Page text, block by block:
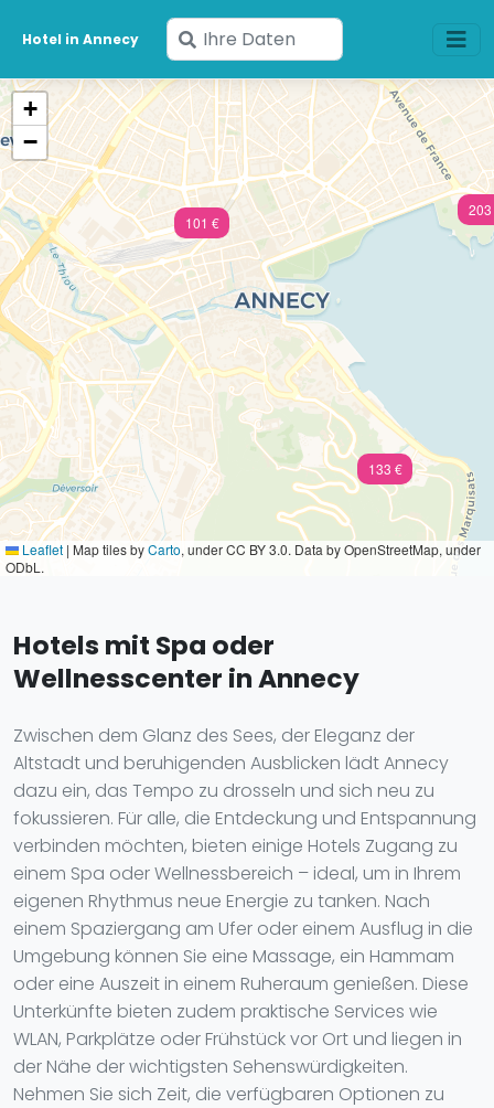
Hotel in Annecy
Geben
Sie
Ihre
Daten
ein
133 €
203
101 €
+
−
Leaflet | Map tiles byCarto, under CC BY 3.0. Data by OpenStreetMap, under
ODbL.
Hotels mit Spa oder
Wellnesscenter in Annecy
Zwischen dem Glanz des Sees, der Eleganz der
Altstadt und beruhigenden Ausblicken lädt Annecy
dazu ein, das Tempo zu drosseln und sich neu zu
fokussieren. Für alle, die Entdeckung und Entspannung
verbinden möchten, bieten einige Hotels Zugang zu
einem Spa oder Wellnessbereich – ideal, um in Ihrem
eigenen Rhythmus neue Energie zu tanken. Nach
einem Spaziergang am Ufer oder einem Ausflug in die
Umgebung können Sie eine Massage, ein Hammam
oder eine Auszeit in einem Ruheraum genießen. Diese
Unterkünfte bieten zudem praktische Services wie
WLAN, Parkplätze oder Frühstück vor Ort und liegen in
der Nähe der wichtigsten Sehenswürdigkeiten.
Nehmen Sie sich Zeit, die verfügbaren Optionen zu